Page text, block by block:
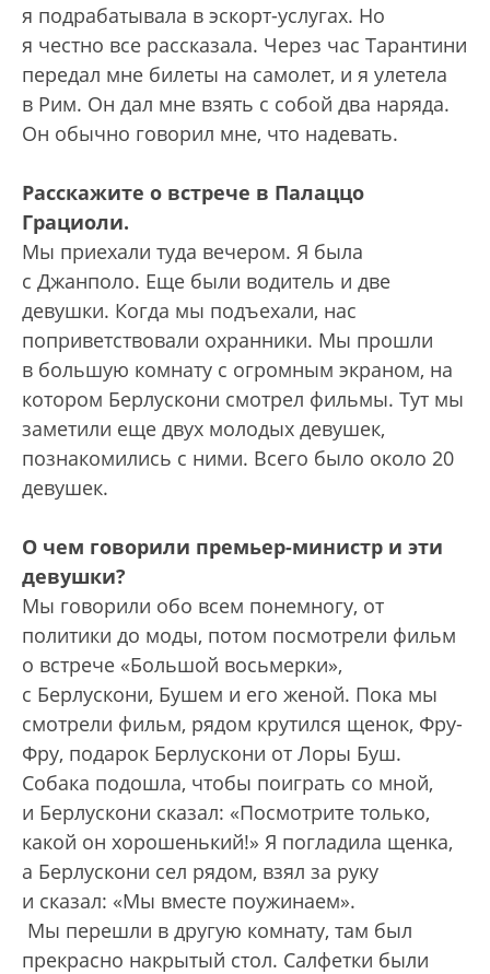
я подрабатывала в эскорт-услугах. Но
я честно все рассказала. Через час Тарантини
передал мне билеты на самолет, и я улетела
в Рим. Он дал мне взять с собой два наряда.
Он обычно говорил мне, что надевать.
Расскажите о встрече в Палаццо
Грациоли.
Мы приехали туда вечером. Я была
с Джанполо. Еще были водитель и две
девушки. Когда мы подъехали, нас
поприветствовали охранники. Мы прошли
в большую комнату с огромным экраном, на
котором Берлускони смотрел фильмы. Тут мы
заметили еще двух молодых девушек,
познакомились с ними. Всего было около 20
девушек.
О чем говорили премьер-министр и эти
девушки?
Мы говорили обо всем понемногу, от
политики до моды, потом посмотрели фильм
о встрече «Большой восьмерки»,
с Берлускони, Бушем и его женой. Пока мы
смотрели фильм, рядом крутился щенок, Фру-
Фру, подарок Берлускони от Лоры Буш.
Собака подошла, чтобы поиграть со мной,
и Берлускони сказал: «Посмотрите только,
какой он хорошенький!» Я погладила щенка,
а Берлускони сел рядом, взял за руку
и сказал: «Мы вместе поужинаем».
Мы перешли в другую комнату, там был
прекрасно накрытый стол. Салфетки были